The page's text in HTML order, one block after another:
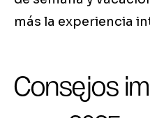
más la experiencia
Consejos